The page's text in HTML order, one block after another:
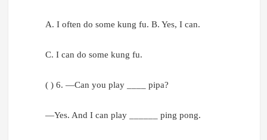
A. I often do some kung fu. B. Yes, I can.
C. I can do some kung fu.
( ) 6. —Can you play ____ pipa?
—Yes. And I can play ______ ping pong.